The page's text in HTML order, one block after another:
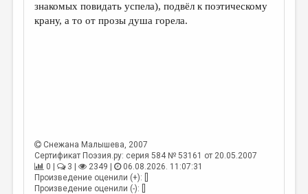
ОБЪЯВЛЕНИЯ
ЭССЕИСТИКА
ЛИТЕРАТУРОВЕДЕНИЕ
КУЛЬТУРОВЕДЕНИЕ
знакомых повидать успела), подвёл к поэтическому
крану, а то от прозы душа горела.
Снежана Малышева, 2007
Сертификат Поэзия.ру: серия 584 № 53161 от 20.05.2007
0 |
3 | 2349 |
06.08.2026. 11:07:31
Произведение оценили (+): []
Произведение оценили (-): []